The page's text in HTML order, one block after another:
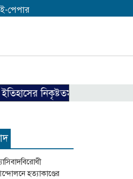
পেপার
নিকৃষ্টতম ও ঘৃণ্য ফ্যাসিস্ট
হত্যাকাণ্ডের